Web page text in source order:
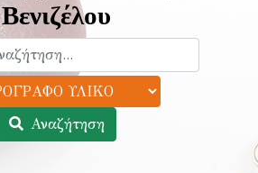
Βενιζέλου
Αναζήτηση